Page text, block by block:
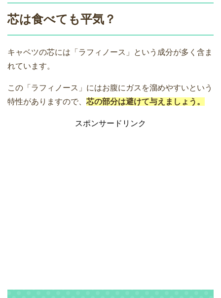
芯は食べても平気？
キャベツの芯には「ラフィノース」という成分が多く含ま
れています。
この「ラフィノース」にはお腹にガスを溜めやすいという
特性がありますので、 芯の部分は避けて与えましょう。
スポンサードリンク